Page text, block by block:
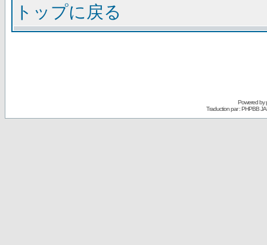
トップに戻る
Powered by
Traduction par : PHPBB